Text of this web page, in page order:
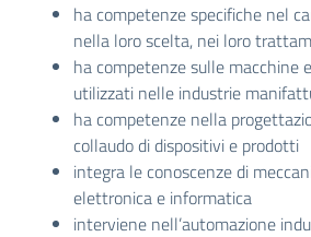
ha competenze specifiche nel
nella loro scelta, nei loro
ha competenze sulle macchine
utilizzati nelle industrie
ha competenze nella
collaudo di dispositivi e prodotti
integra le conoscenze di
elettronica e informatica
interviene nell’automazione